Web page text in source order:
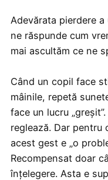
Adevărata pierdere
ne răspunde cum
mai ascultăm ce ne
Când un copil face
mâinile, repetă
face un lucru
reglează. Dar pentru
acest gest e „o
Recompensat doar
înțelegere. Asta e